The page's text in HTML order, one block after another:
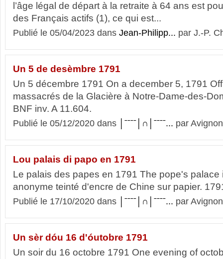
l’âge légal de départ à la retraite à 64 ans est
des Français actifs (1), ce qui est...
Publié le 05/04/2023 dans Jean-Philipp... par J.-P.
Un 5 de desèmbre 1791
Un 5 décembre 1791 On a december 5, 1791
massacrés de la Glacière à Notre-Dame-des-
BNF inv. A 11.604.
Publié le 05/12/2020 dans │ˉˉˉˉ│∩│ˉˉˉˉ... par
Lou palais di papo en 1791
Le palais des papes en 1791 The pope's palace
anonyme teinté d'encre de Chine sur papier.
Publié le 17/10/2020 dans │ˉˉˉˉ│∩│ˉˉˉˉ... par
Un sèr dóu 16 d'óutobre 1791
Un soir du 16 octobre 1791 One evening of